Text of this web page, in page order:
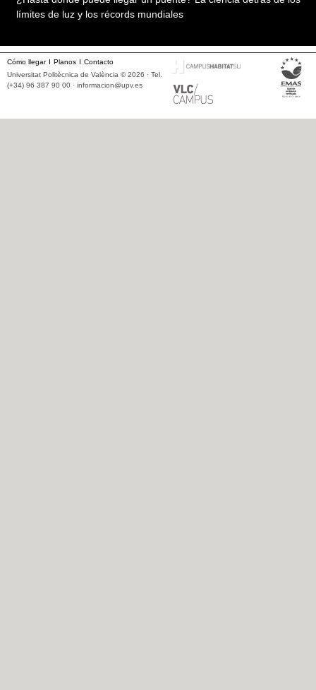
límites de luz y los récords mundiales
Cómo llegar Planos
Contacto
Universitat Politècnica de València © 2026 · Tel.
(+34) 96 387 90 00 · informacion@upv.es